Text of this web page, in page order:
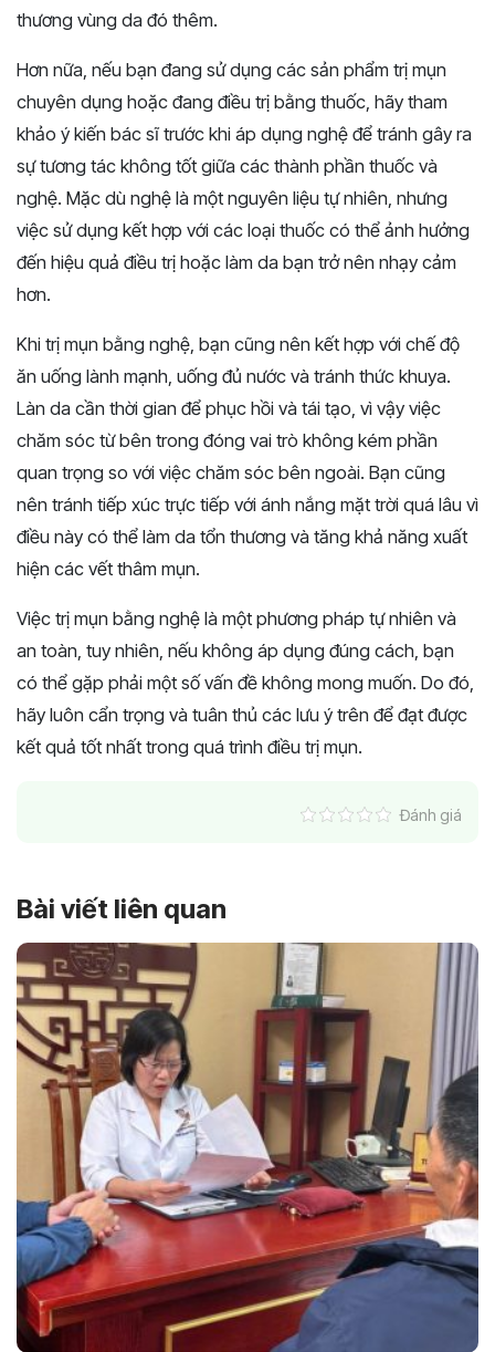
thương vùng da đó thêm.
Hơn nữa, nếu bạn đang sử dụng các sản phẩm trị mụn
chuyên dụng hoặc đang điều trị bằng thuốc, hãy tham
khảo ý kiến bác sĩ trước khi áp dụng nghệ để tránh gây ra
sự tương tác không tốt giữa các thành phần thuốc và
nghệ. Mặc dù nghệ là một nguyên liệu tự nhiên, nhưng
việc sử dụng kết hợp với các loại thuốc có thể ảnh hưởng
đến hiệu quả điều trị hoặc làm da bạn trở nên nhạy cảm
hơn.
Khi trị mụn bằng nghệ, bạn cũng nên kết hợp với chế độ
ăn uống lành mạnh, uống đủ nước và tránh thức khuya.
Làn da cần thời gian để phục hồi và tái tạo, vì vậy việc
chăm sóc từ bên trong đóng vai trò không kém phần
quan trọng so với việc chăm sóc bên ngoài. Bạn cũng
nên tránh tiếp xúc trực tiếp với ánh nắng mặt trời quá lâu vì
điều này có thể làm da tổn thương và tăng khả năng xuất
hiện các vết thâm mụn.
Việc trị mụn bằng nghệ là một phương pháp tự nhiên và
an toàn, tuy nhiên, nếu không áp dụng đúng cách, bạn
có thể gặp phải một số vấn đề không mong muốn. Do đó,
hãy luôn cẩn trọng và tuân thủ các lưu ý trên để đạt được
kết quả tốt nhất trong quá trình điều trị mụn.
Đánh giá
Bài viết liên quan